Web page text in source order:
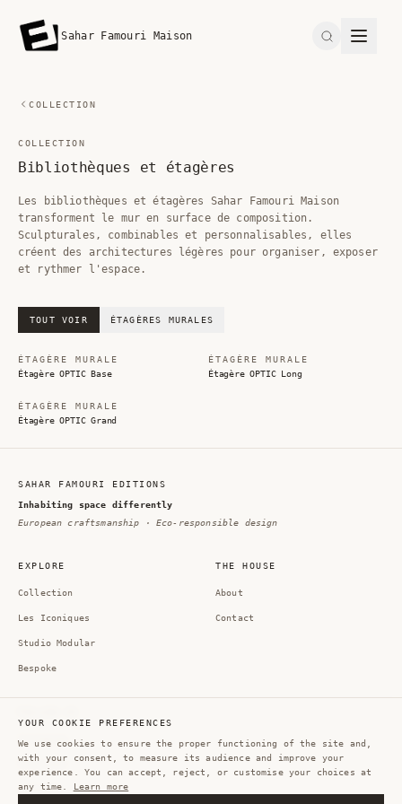
Sahar Famouri Maison
Search
COLLECTION
COLLECTION
Bibliothèques et étagères
Les bibliothèques et étagères Sahar Famouri Maison
transforment le mur en surface de composition.
Sculpturales, combinables et personnalisables, elles
créent des architectures légères pour organiser, exposer
et rythmer l'espace.
TOUT VOIR ÉTAGÈRES MURALES
ÉTAGÈRE MURALE
Étagère OPTIC Base
ÉTAGÈRE MURALE
Étagère OPTIC Long
ÉTAGÈRE MURALE
Étagère OPTIC Grand
SAHAR FAMOURI EDITIONS
Inhabiting space differently
European craftsmanship · Eco-responsible design
EXPLORE
Collection
Les Iconiques
Studio Modular
Bespoke
THE HOUSE
About
Contact
Instagram
Pinterest
LinkedIn
YOUR COOKIE PREFERENCES
We use cookies to ensure the proper functioning of the site and,
with your consent, to measure its audience and improve your
experience. You can accept, reject, or customise your choices at
any time.
Learn more